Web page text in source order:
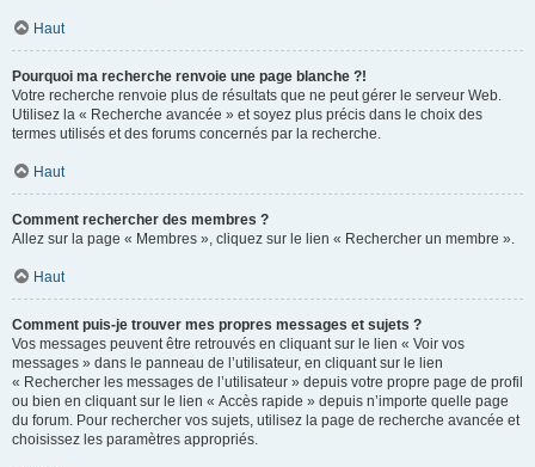
Haut
Pourquoi ma recherche renvoie une page blanche ?!
Votre recherche renvoie plus de résultats que ne peut gérer le serveur Web.
Utilisez la « Recherche avancée » et soyez plus précis dans le choix des
termes utilisés et des forums concernés par la recherche.
Haut
Comment rechercher des membres ?
Allez sur la page « Membres », cliquez sur le lien « Rechercher un membre ».
Haut
Comment puis-je trouver mes propres messages et sujets ?
Vos messages peuvent être retrouvés en cliquant sur le lien « Voir vos
messages » dans le panneau de l’utilisateur, en cliquant sur le lien
« Rechercher les messages de l’utilisateur » depuis votre propre page de profil
ou bien en cliquant sur le lien « Accès rapide » depuis n’importe quelle page
du forum. Pour rechercher vos sujets, utilisez la page de recherche avancée et
choisissez les paramètres appropriés.